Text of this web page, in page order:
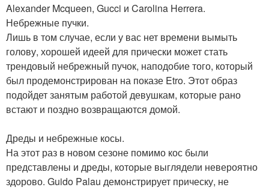
Alexander Mcqueen, Gucci и Carolina Herrera.
Небрежные пучки.
Лишь в том случае, если у вас нет времени вымыть
голову, хорошей идеей для прически может стать
трендовый небрежный пучок, наподобие того, который
был продемонстрирован на показе Etro. Этот образ
подойдет занятым работой девушкам, которые рано
встают и поздно возвращаются домой.
Дреды и небрежные косы.
На этот раз в новом сезоне помимо кос были
представлены и дреды, которые выглядели невероятно
здорово. Guido Palau демонстрирует прическу, не